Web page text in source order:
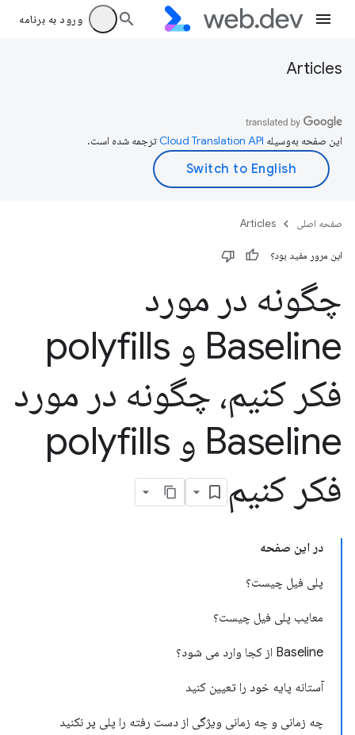
ورود به برنامه
Articles
این صفحه به‌وسیله ترجمه شده است.
صفحه اصلی Articles
این مرور مفید بود؟
چگونه در مورد
Baseline و polyfills
فکر کنیم، چگونه در مورد
Baseline و polyfills
فکر کنیم
در این صفحه
پلی فیل چیست؟
معایب پلی فیل چیست؟
Baseline از کجا وارد می شود؟
آستانه پایه خود را تعیین کنید
چه زمانی و چه زمانی ویژگی از دست رفته را پلی پر نکنید